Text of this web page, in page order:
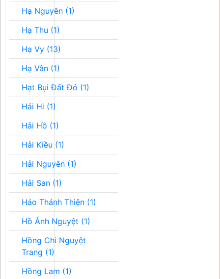
Hạ Nguyên (1)
Hạ Thu (1)
Hạ Vy (13)
Hạ Vân (1)
Hạt Bụi Đất Đỏ (1)
Hải Hi (1)
Hải Hồ (1)
Hải Kiều (1)
Hải Nguyên (1)
Hải San (1)
Hảo Thánh Thiện (1)
Hồ Ánh Nguyệt (1)
Hồng Chi Nguyệt
Trang (1)
Hồng Lam (1)